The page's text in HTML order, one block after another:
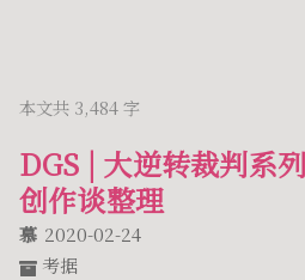
本文共 3,484 字
DGS | 大逆转裁判系
创作谈整理
慕 2020-02-24
考据